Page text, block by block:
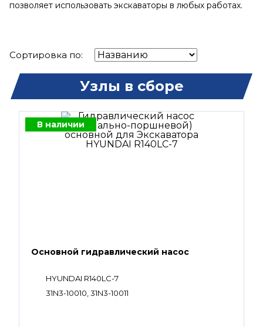
позволяет использовать экскаваторы в любых работах.
Сортировка по:
Узлы в сборе
В наличии
Основной гидравлический насос
HYUNDAI R140LC-7
31N3-10010, 31N3-10011